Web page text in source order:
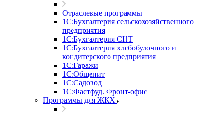
Отраслевые программы
1С:Бухгалтерия сельскохозяйственного
предприятия
1С:Бухгалтерия СНТ
1С:Бухгалтерия хлебобулочного и
кондитерского предприятия
1С:Гаражи
1С:Общепит
1С:Садовод
1С:Фастфуд. Фронт-офис
Программы для ЖКХ